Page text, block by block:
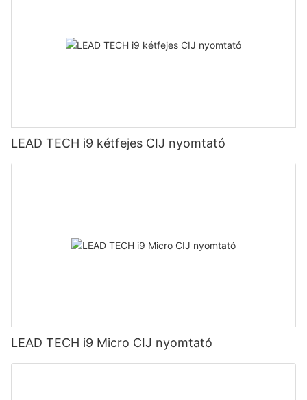
LEAD TECH i9 kétfejes CIJ nyomtató
LEAD TECH i9 Micro CIJ nyomtató